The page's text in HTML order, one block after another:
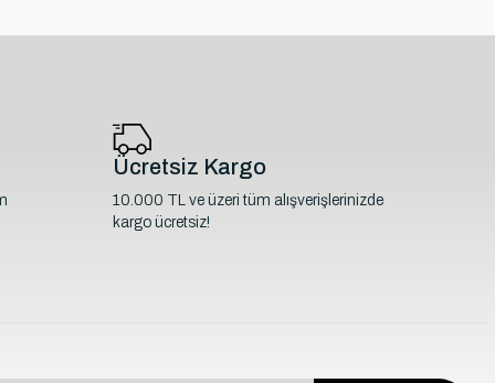
Ücretsiz Kargo
10.000 TL ve üzeri tüm alışverişlerinizde
kargo ücretsiz!